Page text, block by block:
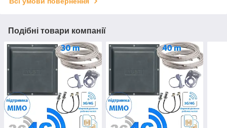
Подібні товари компанії